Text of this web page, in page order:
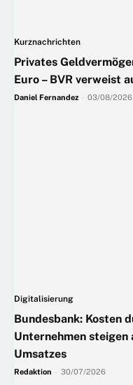
Kurznachrichten
Privates
Euro – BVR verweist
Daniel Fernandez 03/08/2026
Digitalisierung
Bundesbank: Kosten
Unternehmen steigen
Umsatzes
Redaktion 30/07/2026